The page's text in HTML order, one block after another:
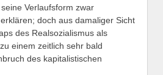
Verlaufsform zwar
doch aus damaliger Sicht
des Realsozialismus als
einem zeitlich sehr bald
des kapitalistischen